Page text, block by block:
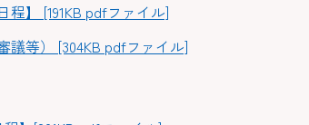
】 [191KB pdfファイル]
議等） [304KB pdfファイル]